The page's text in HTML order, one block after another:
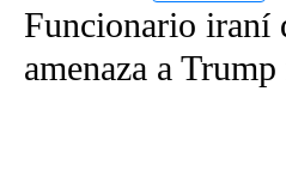
Funcionario iraní
amenaza a